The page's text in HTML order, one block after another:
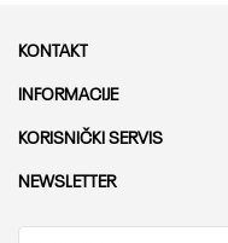
CO
KONTAKT
Kvantum Sport d.o.o.
Adresa
11000 Beograd
INFORMACIJE
O nama
Saradnja
KORISNIČKI SERVIS
Provera statusa pošiljke
NEWSLETTER